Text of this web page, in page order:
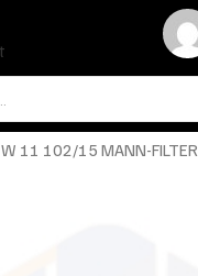
Otros
W 11 102/15 MANN-FILTER